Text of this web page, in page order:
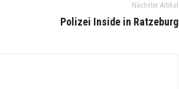
Nächster Artikel
Polizei Inside in Ratzeburg